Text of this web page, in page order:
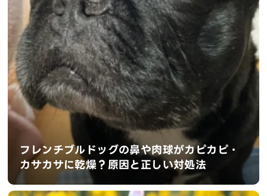
フレンチブルドッグの鼻や肉球がカピカピ・
カサカサに乾燥？原因と正しい対処法